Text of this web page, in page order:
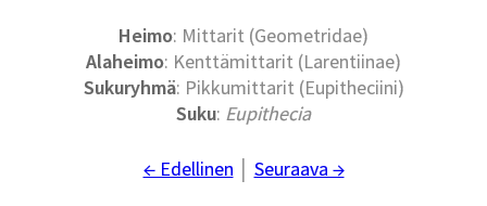
Heimo: Mittarit (Geometridae)
Alaheimo: Kenttämittarit (Larentiinae)
Sukuryhmä: Pikkumittarit (Eupitheciini)
Suku: Eupithecia
← Edellinen Seuraava →